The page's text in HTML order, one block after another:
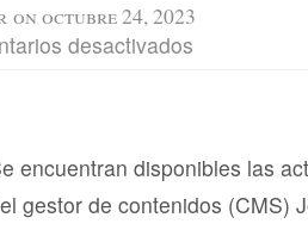
on octubre 24, 2023
desactivados
encuentran disponibles las
gestor de contenidos (CMS)